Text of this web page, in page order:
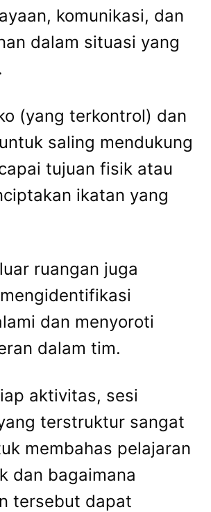
komunikasi, dan
dalam situasi yang
(yang terkontrol) dan
saling mendukung
tujuan fisik atau
ikatan yang
ruangan juga
dan menyoroti
dalam tim.
aktivitas, sesi
terstruktur sangat
membahas pelajaran
dan bagaimana
tersebut dapat